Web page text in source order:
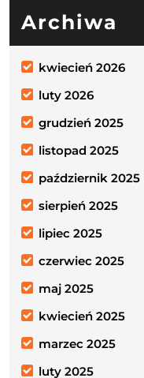
Archiwa
kwiecień 2026
luty 2026
grudzień 2025
listopad 2025
październik 2025
sierpień 2025
lipiec 2025
czerwiec 2025
maj 2025
kwiecień 2025
marzec 2025
luty 2025